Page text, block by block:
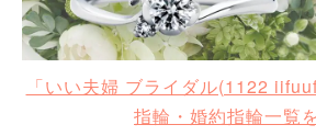
「いい夫婦 ブライダル(1122
指輪・婚約指輪一覧